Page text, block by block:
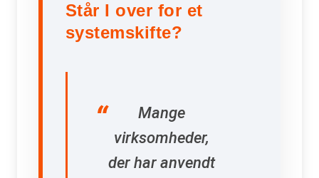
Står I over for et
systemskifte?
Mange
virksomheder,
der har anvendt